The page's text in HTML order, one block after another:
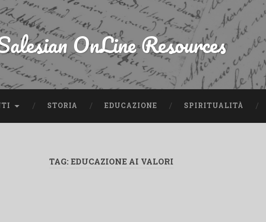
OnLine Resources
STORIA EDUCAZIONE SPIRITUALITÀ
TAG:EDUCAZIONE AI VALORI